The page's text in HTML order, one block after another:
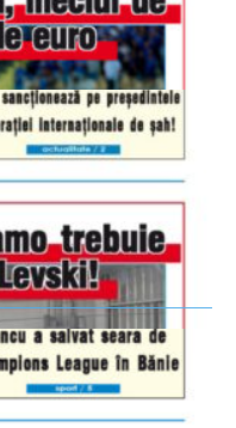
9.00 - 17.00